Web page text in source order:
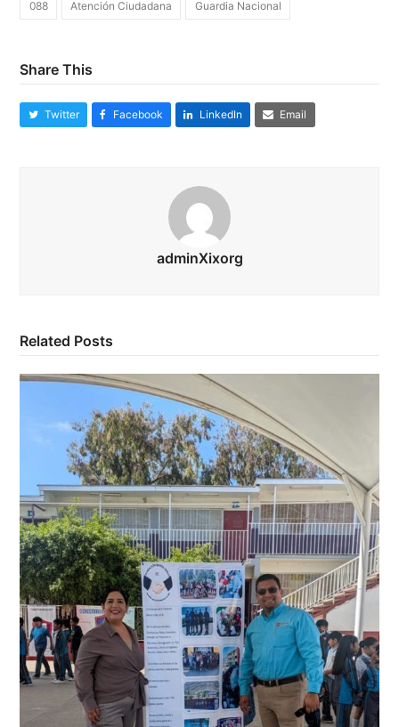
088 Atención Ciudadana Guardia Nacional
Share This
Twitter Facebook LinkedIn Email
adminXixorg
Related Posts